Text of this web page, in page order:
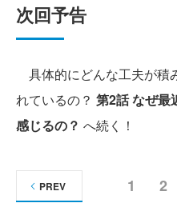
次回予告
具体的にどんな工夫が積
れているの？ 第2話 なぜ最
感じるの？ へ続く！
1 2
PREV